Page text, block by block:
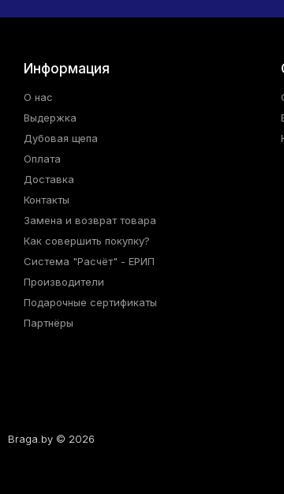
Информация
О нас
Выдержка
Дубовая щепа
Оплата
Доставка
Контакты
Замена и возврат товара
Как совершить покупку?
Система "Расчёт" - ЕРИП
Производители
Подарочные сертификаты
Партнёры
Braga.by © 2026